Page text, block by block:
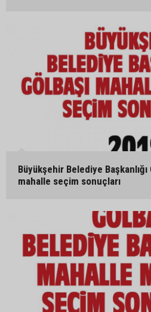
Büyükşehir Belediye Başkanlığı
mahalle seçim sonuçları